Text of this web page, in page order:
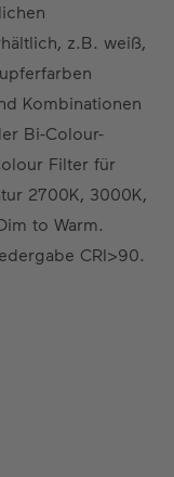
z.B. weiß,
Kombinationen
Bi-Colour-
Filter für
2700K, 3000K,
to Warm.
CRI>90.